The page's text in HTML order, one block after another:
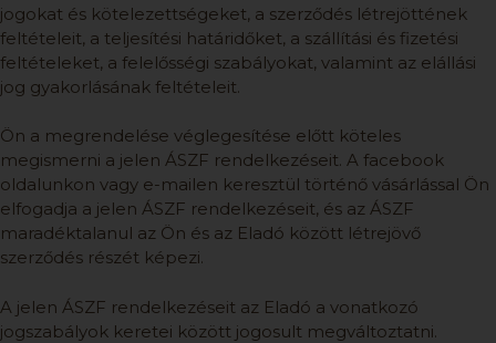
jogokat és kötelezettségeket, a szerződés létrejöttének
feltételeit, a teljesítési határidőket, a szállítási és fizetési
feltételeket, a felelősségi szabályokat, valamint az elállási
jog gyakorlásának feltételeit.
Ön a megrendelése véglegesítése előtt köteles
megismerni a jelen ÁSZF rendelkezéseit. A facebook
oldalunkon vagy e-mailen keresztül történő vásárlással Ön
elfogadja a jelen ÁSZF rendelkezéseit, és az ÁSZF
maradéktalanul az Ön és az Eladó között létrejövő
szerződés részét képezi.
A jelen ÁSZF rendelkezéseit az Eladó a vonatkozó
jogszabályok keretei között jogosult megváltoztatni.